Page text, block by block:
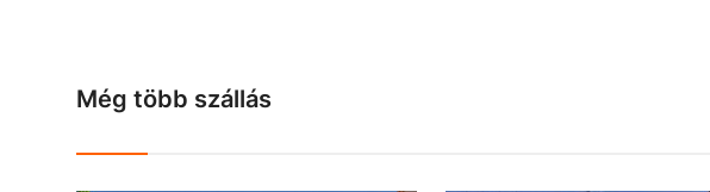
Még több szállás